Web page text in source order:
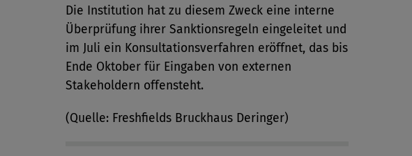
Die Institution hat zu diesem Zweck eine interne
Überprüfung ihrer Sanktionsregeln eingeleitet und
im Juli ein Konsultationsverfahren eröffnet, das bis
Ende Oktober für Eingaben von externen
Stakeholdern offensteht.
(Quelle: Freshfields Bruckhaus Deringer)